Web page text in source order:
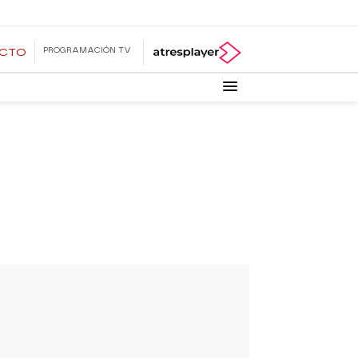
PROGRAMACIÓN TV